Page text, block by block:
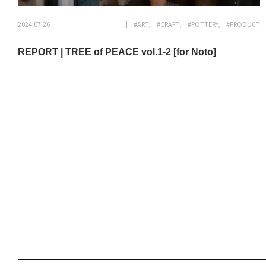
2024.07.26 #ART #CRAFT #POTTERY #PRODUCT
REPORT | TREE of PEACE vol.1-2 [for Noto]